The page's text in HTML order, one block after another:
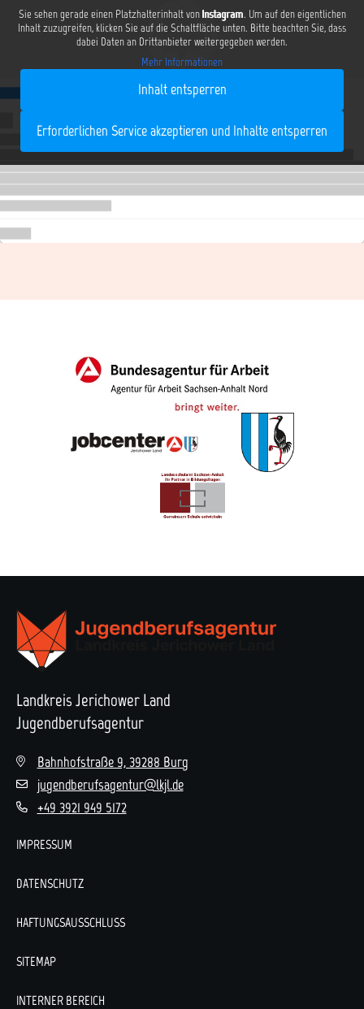
Sie sehen gerade einen Platzhalterinhalt vonInstagram. Um auf den eigentlichen
Inhalt zuzugreifen, klicken Sie auf die Schaltfläche unten. Bitte beachten Sie, dass
dabei Daten an Drittanbieter weitergegeben werden.
Mehr Informationen
Inhalt entsperren
Erforderlichen Service akzeptieren und Inhalte entsperren
Landkreis Jerichower Land
Jugendberufsagentur
Bahnhofstraße 9, 39288 Burg
jugendberufsagentur@lkjl.de
+49 3921 949 5172
IMPRESSUM
DATENSCHUTZ
HAFTUNGSAUSSCHLUSS
SITEMAP
INTERNER BEREICH